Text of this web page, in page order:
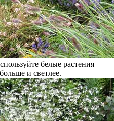
белые растения —
и светлее.